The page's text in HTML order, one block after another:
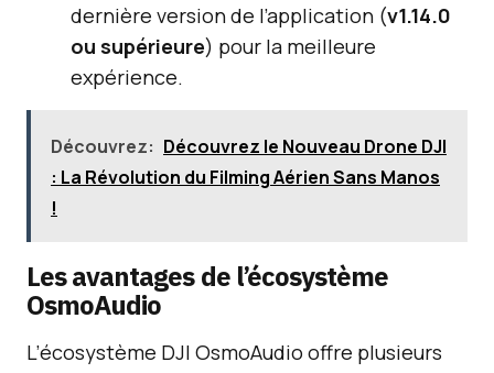
dernière version de l’application (v1.14.0
ou supérieure) pour la meilleure
expérience.
Découvrez: Découvrez le Nouveau Drone DJI
: La Révolution du Filming Aérien Sans Manos
!
Les avantages de l’écosystème
OsmoAudio
L’écosystème DJI OsmoAudio offre plusieurs